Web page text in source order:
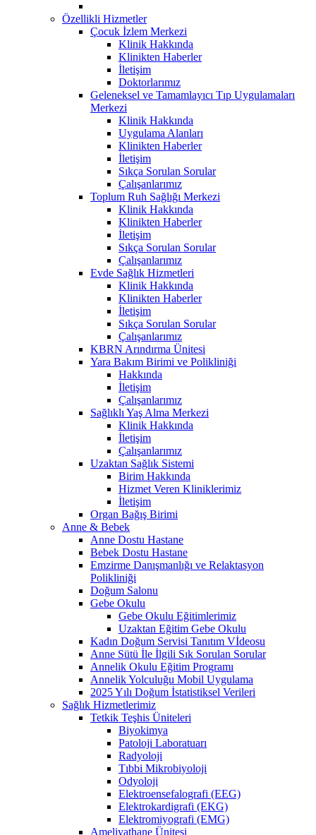
Özellikli Hizmetler
Çocuk İzlem Merkezi
Klinik Hakkında
Klinikten Haberler
İletişim
Doktorlarımız
Geleneksel ve Tamamlayıcı Tıp Uygulamaları
Merkezi
Klinik Hakkında
Uygulama Alanları
Klinikten Haberler
İletişim
Sıkça Sorulan Sorular
Çalışanlarımız
Toplum Ruh Sağlığı Merkezi
Klinik Hakkında
Klinikten Haberler
İletişim
Sıkça Sorulan Sorular
Çalışanlarımız
Evde Sağlık Hizmetleri
Klinik Hakkında
Klinikten Haberler
İletişim
Sıkça Sorulan Sorular
Çalışanlarımız
KBRN Arındırma Ünitesi
Yara Bakım Birimi ve Polikliniği
Hakkında
İletişim
Çalışanlarımız
Sağlıklı Yaş Alma Merkezi
Klinik Hakkında
İletişim
Çalışanlarımız
Uzaktan Sağlık Sistemi
Birim Hakkında
Hizmet Veren Kliniklerimiz
İletişim
Organ Bağış Birimi
Anne & Bebek
Anne Dostu Hastane
Bebek Dostu Hastane
Emzirme Danışmanlığı ve Relaktasyon
Polikliniği
Doğum Salonu
Gebe Okulu
Gebe Okulu Eğitimlerimiz
Uzaktan Eğitim Gebe Okulu
Kadın Doğum Servisi Tanıtım Vİdeosu
Anne Sütü İle İlgili Sık Sorulan Sorular
Annelik Okulu Eğitim Programı
Annelik Yolculuğu Mobil Uygulama
2025 Yılı Doğum İstatistiksel Verileri
Sağlık Hizmetlerimiz
Tetkik Teşhis Üniteleri
Biyokimya
Patoloji Laboratuarı
Radyoloji
Tıbbi Mikrobiyoloji
Odyoloji
Elektroensefalografi (EEG)
Elektrokardigrafi (EKG)
Elektromiyografi (EMG)
Ameliyathane Ünitesi